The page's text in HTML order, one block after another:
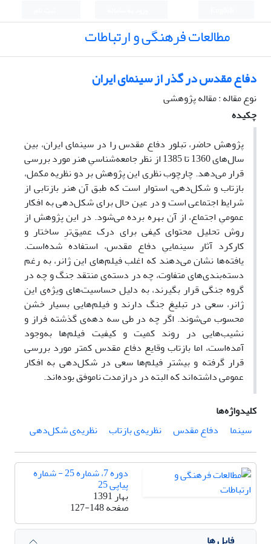
مطالعات فرهنگی و ارتباطات
دفاع مقدس در گذر از سینمای ایران
نوع مقاله : مقاله پژوهشی
چکیده
پژوهش حاضر، تبلور دفاع مقدس را در سینمای ایران، بین
سال‌های 1360 تا 1385 از نظر جامعه‌شناسیِ هنر مورد بررسی
قرار می‌دهد. چارچوب نظری این پژوهش بر دو نظریه‌ مکمل،
بازتاب و شکل‌دهی، استوار است که طبق آن هنر بازتابی از
شرایط اجتماعی است و در عین حال برای شکل‌دهی به افکار
عمومیِ اجتماع، از آن بهره برده می‌شود. در این پژوهش از
روش تحلیل محتوای کیفی برای درک عمیق‌ترِ ساختار و
کارکرد آثار سینماییِ دفاع مقدس، استفاده شده‌است.
یافته‌ها نشان می‌دهند که اغلب فیلم‌های این ژانر، به رغم
دسته‌بندی‌های متفاوت، چه در دسته‌ی منتقد جنگ و چه در
گروه جنگی قرار بگیرند، به دلیل حساسیت‌های ویژه‌ی این
ژانر، سعی در تبلیغ جنگ دارند و فیلم‌هایی بسیار خشن
محسوب می‌شوند. اگر چه در طی سه دهه‌ی گذشته فراز و
نشیب‌هایی در روند کمیت و کیفیت فیلم‌ها به‌وجود
آمده‌است، اما بازتاب وقایع دفاع مقدس کمتر مورد بررسی
قرار گرفته و بیشترِ فیلم‌ها سعی در شکل‌دهی به افکار
عمومی داشته‌اند که البته در دراز‌مدت ناموفق بوده‌اند.
کلیدواژه‌ها
سینما
دفاع مقدس نظریه‌ی بازتاب نظریه‌ی شکل‌دهی
دوره 7، شماره 25 - شماره
پیاپی 25
بهار 1391
صفحه127-148
فایل ها